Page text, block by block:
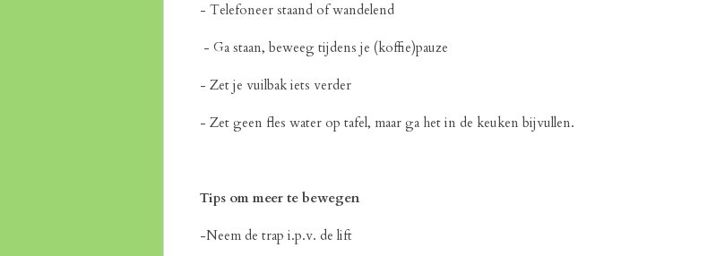
- Telefoneer staand of wandelend
- Ga staan, beweeg tijdens je (koffie)pauze
- Zet je vuilbak iets verder
- Zet geen fles water op tafel, maar ga het in de keuken bijvullen.
Tips om meer te bewegen
-Neem de trap i.p.v. de lift